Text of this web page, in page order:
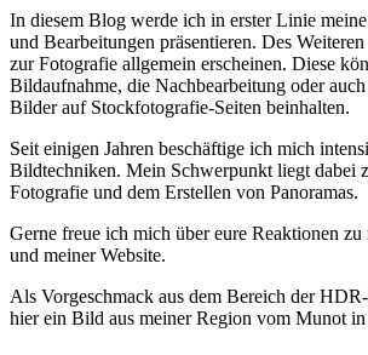
In diesem Blog werde ich in erster Linie
und Bearbeitungen präsentieren. Des
zur Fotografie allgemein erscheinen. Diese
Bildaufnahme, die Nachbearbeitung oder
Bilder auf Stockfotografie-Seiten beinhalten.
Seit einigen Jahren beschäftige ich mich
Bildtechniken. Mein Schwerpunkt liegt dabei
Fotografie und dem Erstellen von Panoramas.
Gerne freue ich mich über eure Reaktionen zu
und meiner Website.
Als Vorgeschmack aus dem Bereich der
hier ein Bild aus meiner Region vom Munot in